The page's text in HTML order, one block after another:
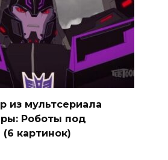
из мультсериала
Роботы под
картинок)